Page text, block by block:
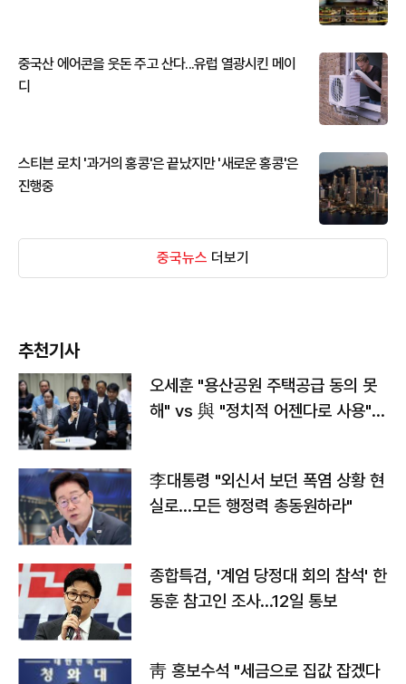
중국산 에어콘을 웃돈 주고 산다...유럽 열광시킨 메이
디
스티븐 로치 '과거의 홍콩'은 끝났지만 '새로운 홍콩'은
진행중
중국뉴스 더보기
추천기사
오세훈 "용산공원 주택공급 동의 못
해" vs 與 "정치적 어젠다로 사용"
李대통령 "외신서 보던 폭염 상황 현
실로…모든 행정력 총동원하라"
종합특검, '계엄 당정대 회의 참석' 한
동훈 참고인 조사...12일 통보
靑 홍보수석 "세금으로 집값 잡겠다